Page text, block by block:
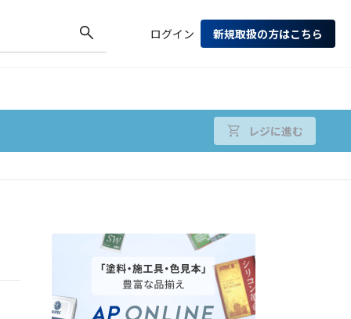
ログイン 新規取扱の方はこちら
レジに進む